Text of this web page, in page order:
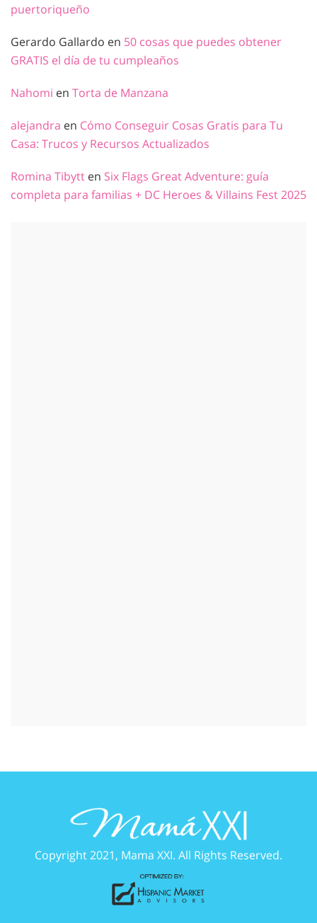
puertoriqueño
Gerardo Gallardo en 50 cosas que puedes obtener
GRATIS el día de tu cumpleaños
Nahomi en Torta de Manzana
alejandra en Cómo Conseguir Cosas Gratis para Tu
Casa: Trucos y Recursos Actualizados
Romina Tibytt en Six Flags Great Adventure: guía
completa para familias + DC Heroes & Villains Fest 2025
Copyright 2021, Mama XXI. All Rights Reserved.